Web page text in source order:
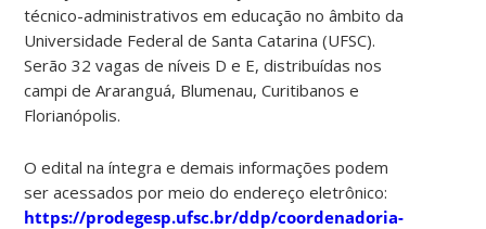
técnico-administrativos em educação no âmbito da
Universidade Federal de Santa Catarina (UFSC).
Serão 32 vagas de níveis D e E, distribuídas nos
campi de Araranguá, Blumenau, Curitibanos e
Florianópolis.
O edital na íntegra e demais informações podem
ser acessados por meio do endereço eletrônico:
https://prodegesp.ufsc.br/ddp/coordenadoria-